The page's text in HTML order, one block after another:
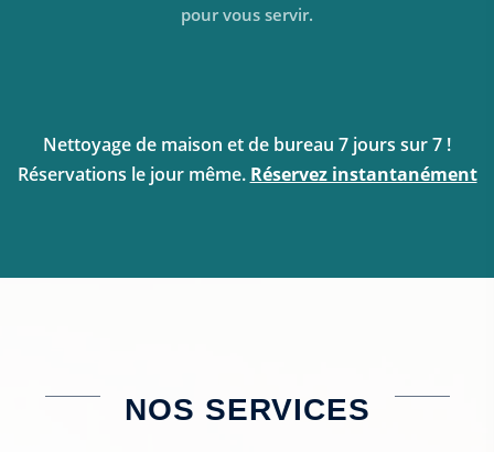
pour vous servir.
Nettoyage de maison et de bureau 7 jours sur 7 !
Réservations le jour même. Réservez instantanément
NOS SERVICES